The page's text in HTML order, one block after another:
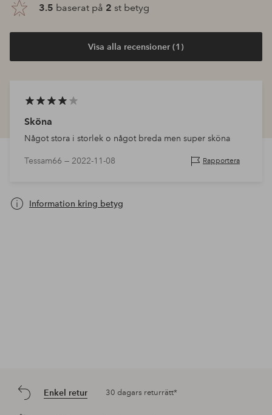
3.5 baserat på 2 st betyg
Visa alla recensioner (1)
Sköna
Något stora i storlek o något breda men super sköna
Tessam66 — 2022-11-08 Rapportera
Information kring betyg
Enkel retur 30 dagars returrätt*